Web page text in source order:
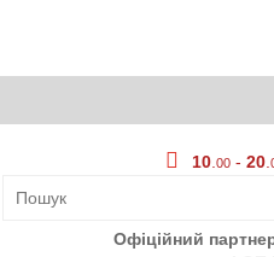
10 .00 -20 .
Офіційний